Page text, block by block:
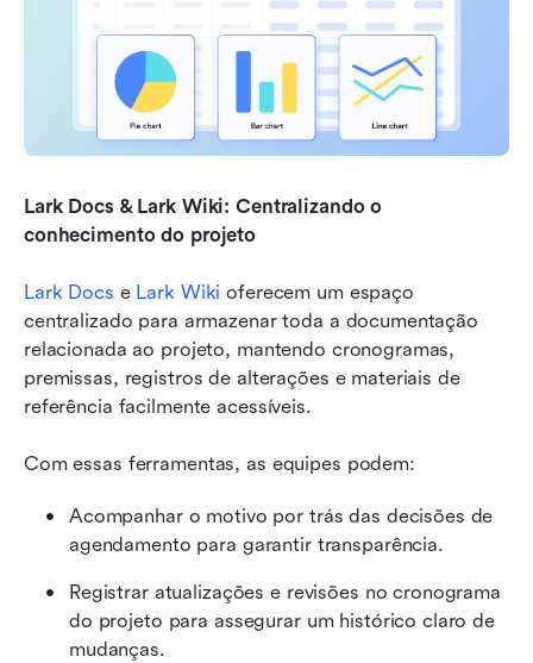
Lark Docs & Lark Wiki: Centralizando o
conhecimento do projeto
Lark Docs e Lark Wiki oferecem um espaço
centralizado para armazenar toda a documentação
relacionada ao projeto, mantendo cronogramas,
premissas, registros de alterações e materiais de
referência facilmente acessíveis.
Com essas ferramentas, as equipes podem:
Acompanhar o motivo por trás das decisões de
agendamento para garantir transparência.
Registrar atualizações e revisões no cronograma
do projeto para assegurar um histórico claro de
mudanças.